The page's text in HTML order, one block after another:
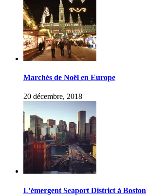
Marchés de Noël en Europe
20 décembre, 2018
L’émergent Seaport District à Boston